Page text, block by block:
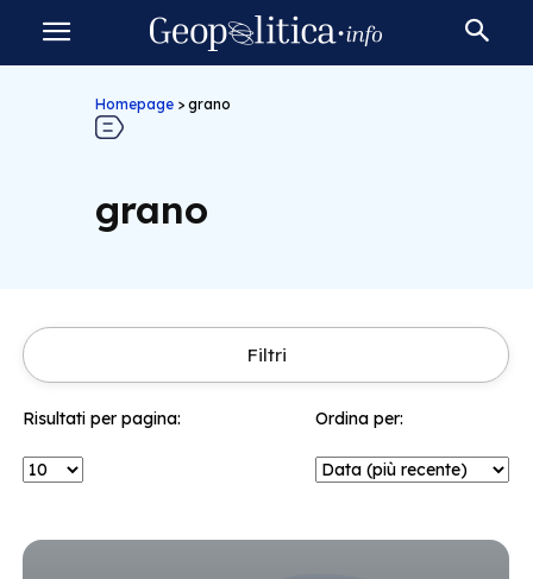
Homepage > grano
grano
Filtri
Risultati per pagina: Ordina per: